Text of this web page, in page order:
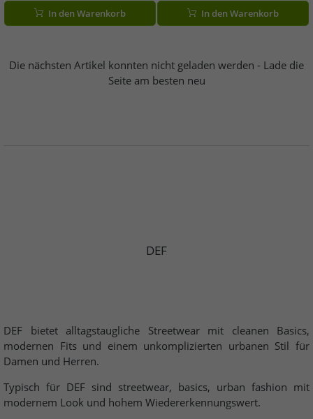
In den Warenkorb In den Warenkorb
Die nächsten Artikel konnten nicht geladen werden - Lade die
Seite am besten neu
DEF
DEF bietet alltagstaugliche Streetwear mit cleanen Basics,
modernen Fits und einem unkomplizierten urbanen Stil für
Damen und Herren.
Typisch für DEF sind streetwear, basics, urban fashion mit
modernem Look und hohem Wiedererkennungswert.